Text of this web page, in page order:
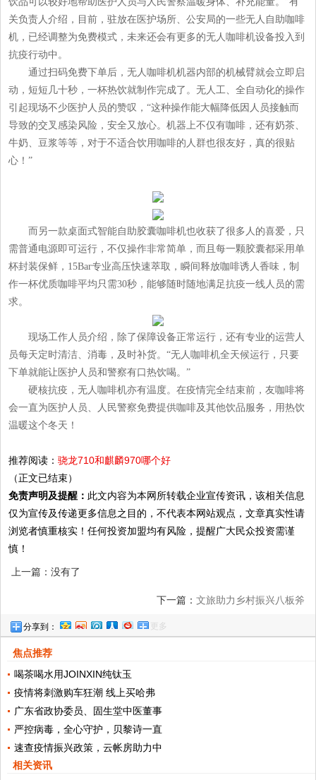
关负责人介绍，目前，驻放在医护场所、公安局的一些无人自助咖啡
机，已经调整为免费模式，未来还会有更多的无人咖啡机设备投入到
抗疫行动中。
通过扫码免费下单后，无人咖啡机机器内部的机械臂就会立即启
动，短短几十秒，一杯热饮就制作完成了。无人工、全自动化的操作
引起现场不少医护人员的赞叹，“这种操作能大幅降低因人员接触而
导致的交叉感染风险，安全又放心。机器上不仅有咖啡，还有奶茶、
牛奶、豆浆等等，对于不适合饮用咖啡的人群也很友好，真的很贴
心！”
而另一款桌面式智能自助胶囊咖啡机也收获了很多人的喜爱，只
需普通电源即可运行，不仅操作非常简单，而且每一颗胶囊都采用单
杯封装保鲜，15Bar专业高压快速萃取，瞬间释放咖啡诱人香味，制
作一杯优质咖啡平均只需30秒，能够随时随地满足抗疫一线人员的需
求。
现场工作人员介绍，除了保障设备正常运行，还有专业的运营人
员每天定时清洁、消毒，及时补货。“无人咖啡机全天候运行，只要
下单就能让医护人员和警察有口热饮喝。”
硬核抗疫，无人咖啡机亦有温度。在疫情完全结束前，友咖啡将
会一直为医护人员、人民警察免费提供咖啡及其他饮品服务，用热饮
温暖这个冬天！
推荐阅读：骁龙710和麒麟970哪个好
（正文已结束）
免责声明及提醒： 此文内容为本网所转载企业宣传资讯，该相关信息
仅为宣传及传递更多信息之目的，不代表本网站观点，文章真实性请
浏览者慎重核实！任何投资加盟均有风险，提醒广大民众投资需谨
慎！
上一篇：没有了
下一篇： 文旅助力乡村振兴八板斧
分享到： 更多
焦点推荐
喝茶喝水用JOINXIN纯钛玉
疫情将刺激购车狂潮 线上买哈弗
广东省政协委员、固生堂中医董事
严控病毒，全心守护，贝黎诗一直
速查疫情振兴政策，云帐房助力中
相关资讯